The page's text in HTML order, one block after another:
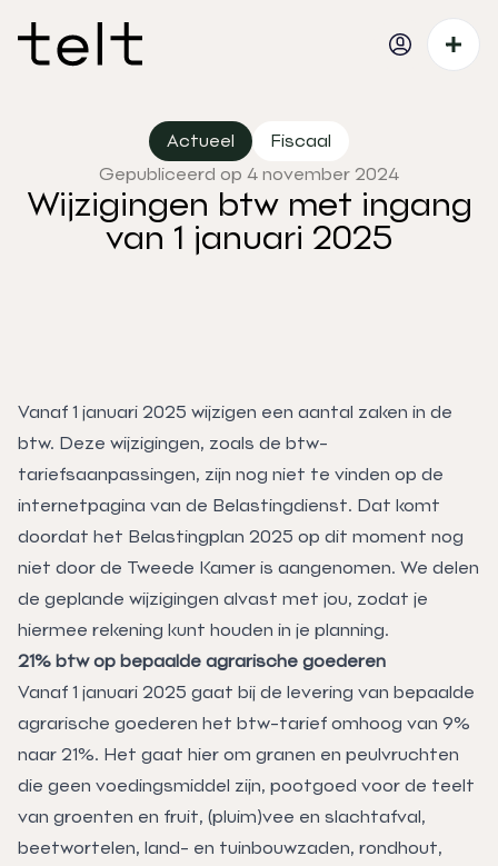
Actueel
Fiscaal
Gepubliceerd op 4 november 2024
Wijzigingen btw met ingang
van 1 januari 2025
Vanaf 1 januari 2025 wijzigen een aantal zaken in de
btw. Deze wijzigingen, zoals de btw-
tariefsaanpassingen, zijn nog niet te vinden op de
internetpagina van de Belastingdienst. Dat komt
doordat het Belastingplan 2025 op dit moment nog
niet door de Tweede Kamer is aangenomen. We delen
de geplande wijzigingen alvast met jou, zodat je
hiermee rekening kunt houden in je planning.
21% btw op bepaalde agrarische goederen
Vanaf 1 januari 2025 gaat bij de levering van bepaalde
agrarische goederen het btw-tarief omhoog van 9%
naar 21%. Het gaat hier om granen en peulvruchten
die geen voedingsmiddel zijn, pootgoed voor de teelt
van groenten en fruit, (pluim)vee en slachtafval,
beetwortelen, land- en tuinbouwzaden, rondhout,